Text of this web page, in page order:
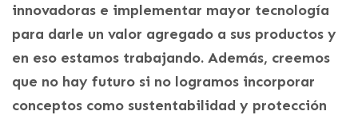
innovadoras e implementar mayor tecnología
para darle un valor agregado a sus productos y
en eso estamos trabajando. Además, creemos
que no hay futuro si no logramos incorporar
conceptos como sustentabilidad y protección